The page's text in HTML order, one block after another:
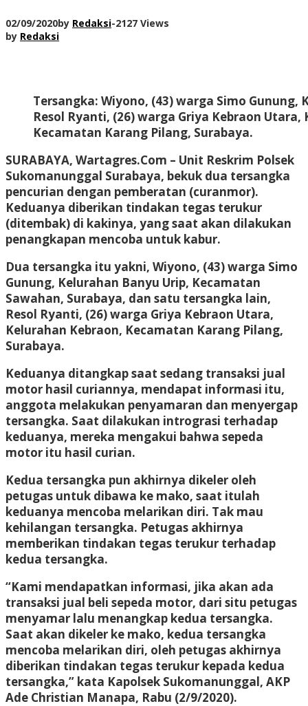
02/09/2020by Redaksi-2127 Views
by Redaksi
Tersangka: Wiyono, (43) warga Simo Gunung,
Resol Ryanti, (26) warga Griya Kebraon Utara,
Kecamatan Karang Pilang, Surabaya.
SURABAYA, Wartagres.Com – Unit Reskrim Polsek
Sukomanunggal Surabaya, bekuk dua tersangka
pencurian dengan pemberatan (curanmor).
Keduanya diberikan tindakan tegas terukur
(ditembak) di kakinya, yang saat akan dilakukan
penangkapan mencoba untuk kabur.
Dua tersangka itu yakni, Wiyono, (43) warga Simo
Gunung, Kelurahan Banyu Urip, Kecamatan
Sawahan, Surabaya, dan satu tersangka lain,
Resol Ryanti, (26) warga Griya Kebraon Utara,
Kelurahan Kebraon, Kecamatan Karang Pilang,
Surabaya.
Keduanya ditangkap saat sedang transaksi jual
motor hasil curiannya, mendapat informasi itu,
anggota melakukan penyamaran dan menyergap
tersangka. Saat dilakukan intrograsi terhadap
keduanya, mereka mengakui bahwa sepeda
motor itu hasil curian.
Kedua tersangka pun akhirnya dikeler oleh
petugas untuk dibawa ke mako, saat itulah
keduanya mencoba melarikan diri. Tak mau
kehilangan tersangka. Petugas akhirnya
memberikan tindakan tegas terukur terhadap
kedua tersangka.
“Kami mendapatkan informasi, jika akan ada
transaksi jual beli sepeda motor, dari situ petugas
menyamar lalu menangkap kedua tersangka.
Saat akan dikeler ke mako, kedua tersangka
mencoba melarikan diri, oleh petugas akhirnya
diberikan tindakan tegas terukur kepada kedua
tersangka,” kata Kapolsek Sukomanunggal, AKP
Ade Christian Manapa, Rabu (2/9/2020).